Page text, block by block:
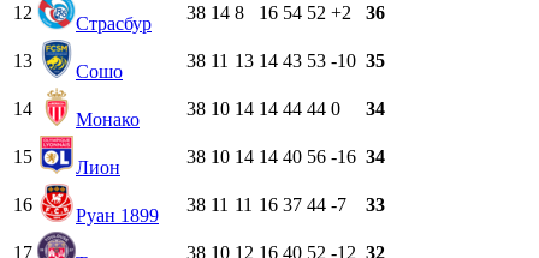
12
Страсбур
38 14 8 16 54 52 +2 36
13
Сошо
38 11 13 14 43 53 -10 35
14
Монако
38 10 14 14 44 44 0 34
15
Лион
38 10 14 14 40 56 -16 34
16
Руан 1899
38 11 11 16 37 44 -7 33
17 38 10 12 16 40 52 -12 32